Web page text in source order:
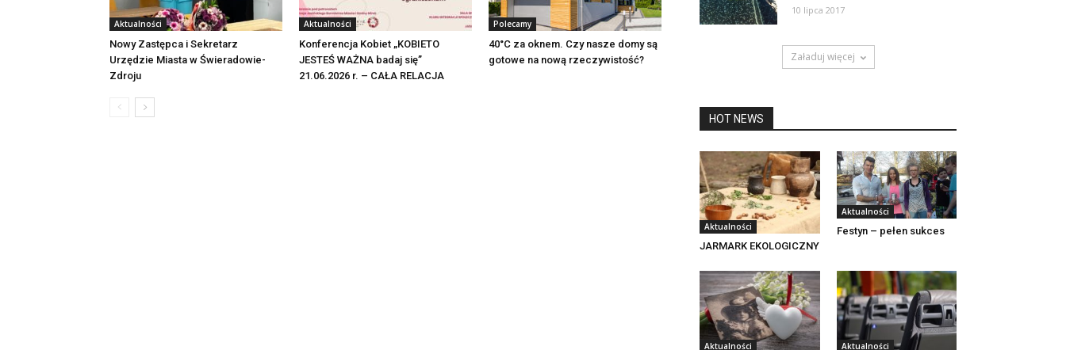
Aktualności
Nowy Zastępca i Sekretarz
Urzędzie Miasta w Świeradowie-
Zdroju
Aktualności
Konferencja Kobiet „KOBIETO
JESTEŚ WAŻNA badaj się”
21.06.2026 r. – CAŁA RELACJA
Polecamy
40°C za oknem. Czy nasze domy są
gotowe na nową rzeczywistość?
10 lipca 2017
Załaduj więcej
HOT NEWS
Aktualności
JARMARK EKOLOGICZNY
Aktualności
Festyn – pełen sukces
Aktualności Aktualności